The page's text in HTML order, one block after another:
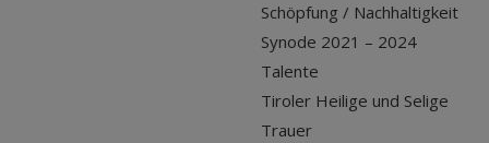
Schöpfung / Nachhaltigkeit
Synode 2021 – 2024
Talente
Tiroler Heilige und Selige
Trauer